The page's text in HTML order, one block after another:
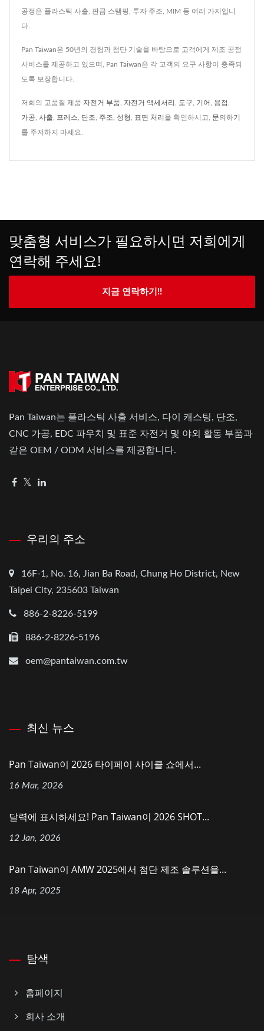
공정은 플라스틱 사출, 판금 스탬핑, 투자 주조, MIM 등 여러 가지입니
다.
Pan Taiwan은 50년의 경험과 첨단 기술을 바탕으로 고객에게 제조 공정
서비스를 제공하고 있으며, Pan Taiwan은 각 고객의 요구 사항이 충족되
도록 보장합니다.
저희의 고품질 제품 자전거 부품 자전거 액세서리 도구 기어 용접
가공 사출 프레스 단조 주조 성형 표면 처리 을 확인하시고, 문의하기
를 주저하지 마세요.
맞춤형 서비스가 필요하시면 저희에게
연락해 주세요!
지금 연락하기!!
Pan Taiwan는 플라스틱 사출 서비스, 다이 캐스팅, 단조,
CNC 가공, EDC 파우치 및 표준 자전거 및 야외 활동 부품과
같은 OEM / ODM 서비스를 제공합니다.
우리의 주소
16F-1, No. 16, Jian Ba Road, Chung Ho District, New
Taipei City, 235603 Taiwan
886-2-8226-5199
886-2-8226-5196
oem@pantaiwan.com.tw
최신 뉴스
Pan Taiwan이 2026 타이페이 사이클 쇼에서...
16 Mar, 2026
달력에 표시하세요! Pan Taiwan이 2026 SHOT...
12 Jan, 2026
Pan Taiwan이 AMW 2025에서 첨단 제조 솔루션을...
18 Apr, 2025
탐색
홈페이지
회사 소개